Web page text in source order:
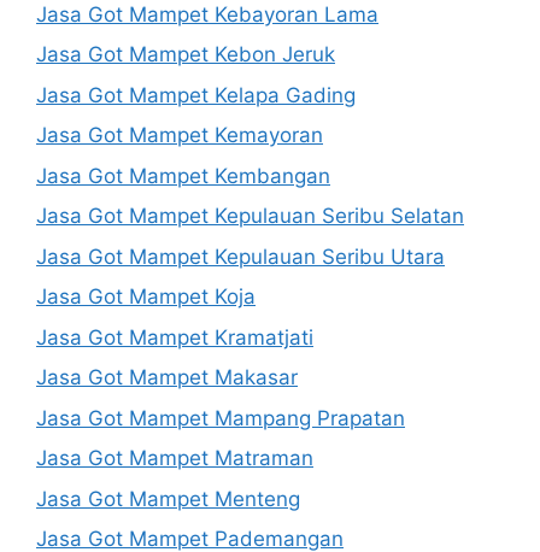
Jasa Got Mampet Kebayoran Lama
Jasa Got Mampet Kebon Jeruk
Jasa Got Mampet Kelapa Gading
Jasa Got Mampet Kemayoran
Jasa Got Mampet Kembangan
Jasa Got Mampet Kepulauan Seribu Selatan
Jasa Got Mampet Kepulauan Seribu Utara
Jasa Got Mampet Koja
Jasa Got Mampet Kramatjati
Jasa Got Mampet Makasar
Jasa Got Mampet Mampang Prapatan
Jasa Got Mampet Matraman
Jasa Got Mampet Menteng
Jasa Got Mampet Pademangan